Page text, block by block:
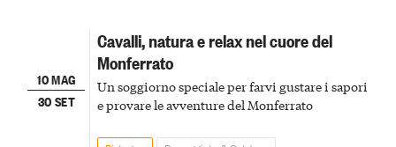
10 MAG
30 SET
Cavalli, natura e relax nel cuore del
Monferrato
Un soggiorno speciale per farvi gustare i sapori
e provare le avventure del Monferrato